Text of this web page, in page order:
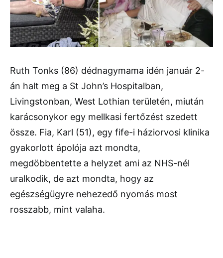
Ruth Tonks (86) dédnagymama idén január 2-
án halt meg a St John’s Hospitalban,
Livingstonban, West Lothian területén, miután
karácsonykor egy mellkasi fertőzést szedett
össze. Fia, Karl (51), egy fife-i háziorvosi klinika
gyakorlott ápolója azt mondta,
megdöbbentette a helyzet ami az NHS-nél
uralkodik, de azt mondta, hogy az
egészségügyre nehezedő nyomás most
rosszabb, mint valaha.